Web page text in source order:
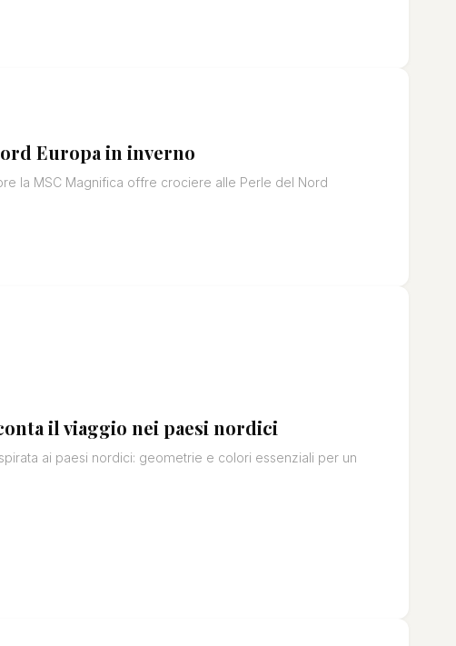
Europa in inverno
la MSC Magnifica offre crociere alle Perle del Nord
il viaggio nei paesi nordici
ai paesi nordici: geometrie e colori essenziali per un